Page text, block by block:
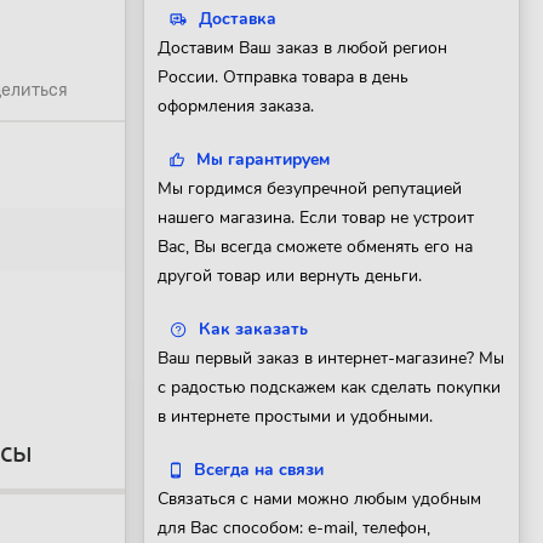
Доставка
Доставим Ваш заказ в любой регион
России. Отправка товара в день
оформления заказа.
Мы гарантируем
Мы гордимся безупречной репутацией
нашего магазина. Если товар не устроит
Вас, Вы всегда сможете обменять его на
другой товар или вернуть деньги.
Как заказать
Ваш первый заказ в интернет-магазине? Мы
с радостью подскажем как сделать покупки
в интернете простыми и удобными.
Всегда на связи
Связаться с нами можно любым удобным
для Вас способом: e-mail, телефон,